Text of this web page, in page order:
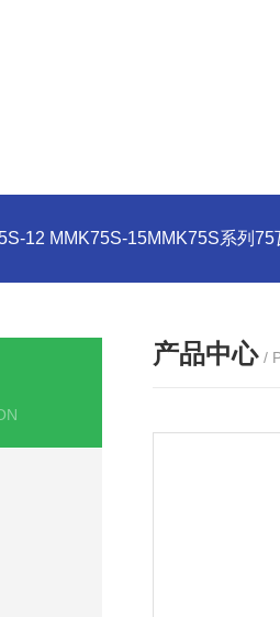
12 MMK75S-15MMK75S系列
产品中心 /